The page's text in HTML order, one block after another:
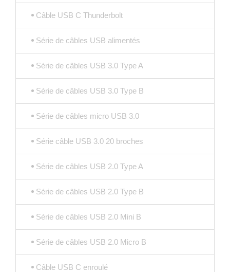
Câble USB C Thunderbolt
Série de câbles USB alimentés
Série de câbles USB 3.0 Type A
Série de câbles USB 3.0 Type B
Série de câbles micro USB 3.0
Série câble USB 3.0 20 broches
Série de câbles USB 2.0 Type A
Série de câbles USB 2.0 Type B
Série de câbles USB 2.0 Mini B
Série de câbles USB 2.0 Micro B
Câble USB C enroulé